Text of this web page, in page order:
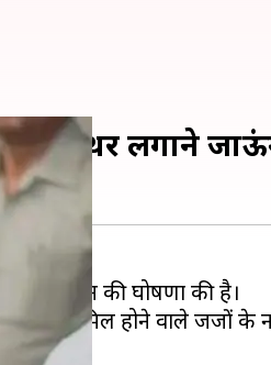
भी पत्थर लगाने
बेंच के गठन की घोषणा की है।
में शामिल होने वाले जजों के